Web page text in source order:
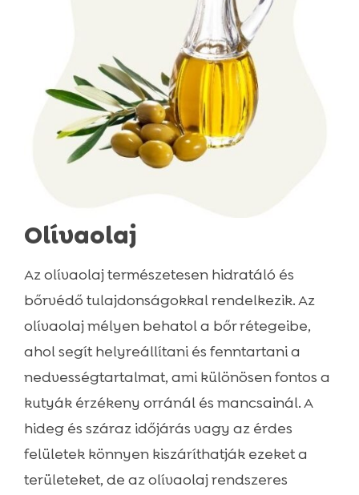
Olívaolaj
Az olívaolaj természetesen hidratáló és
bőrvédő tulajdonságokkal rendelkezik. Az
olívaolaj mélyen behatol a bőr rétegeibe,
ahol segít helyreállítani és fenntartani a
nedvességtartalmat, ami különösen fontos a
kutyák érzékeny orránál és mancsainál. A
hideg és száraz időjárás vagy az érdes
felületek könnyen kiszáríthatják ezeket a
területeket, de az olívaolaj rendszeres